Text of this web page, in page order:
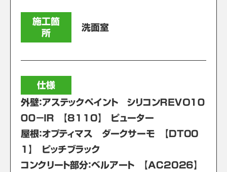
施工箇
所
洗面室
仕様
外壁：アステックペイント シリコンＲＥＶＯ１０
００－ＩＲ 【8110】 ピューター
屋根：オプティマス ダークサーモ 【DT00
1】 ピッチブラック
コンクリート部分：ベルアート 【AC2026】